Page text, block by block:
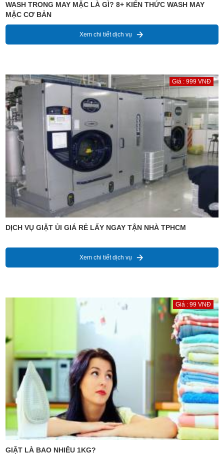
WASH TRONG MAY MẶC LÀ GÌ? 8+ KIẾN THỨC WASH MAY
MẶC CƠ BẢN
Xem chi tiết dịch vụ
Giá : 999 VNĐ
DỊCH VỤ GIẶT ỦI GIÁ RẺ LẤY NGAY TẬN NHÀ TPHCM
Xem chi tiết dịch vụ
Giá : 99 VNĐ
GIẶT LÀ BAO NHIÊU 1KG?